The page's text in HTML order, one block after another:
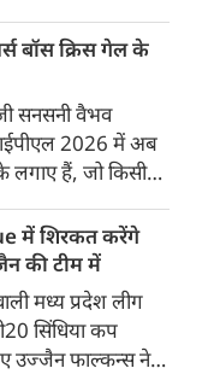
यह बयान उस चर्चा
जिसमें कहा जा रहा
के कुछ बड़े खिलाड़ी
अन्य फ्रेंचाइजी
लिए राष्ट्रीय टीम से
हैं।
बॉस क्रिस गेल के
सनसनी वैभव
2026 में अब
हैं, जो किसी
सबसे ज़्यादा हैं। सबसे
क्रिस गेल ने
में लगाए थे।
अब गेल के रिकॉर्ड
में शिरकत करेंगे
की टीम में
मध्य प्रदेश लीग
सिंधिया कप
उज्जैन फाल्कन्स ने